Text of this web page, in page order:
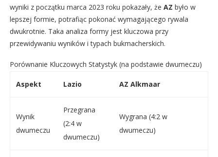
wyniki z początku marca 2023 roku pokazały, że AZ było w
lepszej formie, potrafiąc pokonać wymagającego rywala
dwukrotnie. Taka analiza formy jest kluczowa przy
przewidywaniu wyników i typach bukmacherskich.
Porównanie Kluczowych Statystyk (na podstawie dwumeczu)
Aspekt Lazio AZ Alkmaar
Wynik
dwumeczu
Przegrana
(2:4 w
dwumeczu)
Wygrana (4:2 w
dwumeczu)